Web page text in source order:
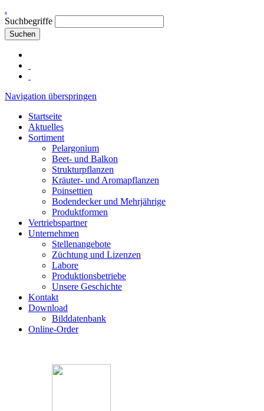
.
Suchbegriffe
Suchen
Navigation überspringen
Startseite
Aktuelles
Sortiment
Pelargonium
Beet- und Balkon
Strukturpflanzen
Kräuter- und Aromapflanzen
Poinsettien
Bodendecker und Mehrjährige
Produktformen
Vertriebspartner
Unternehmen
Stellenangebote
Züchtung und Lizenzen
Labore
Produktionsbetriebe
Unsere Geschichte
Kontakt
Download
Bilddatenbank
Online-Order